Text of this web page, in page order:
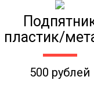
пластик/
500 рублей